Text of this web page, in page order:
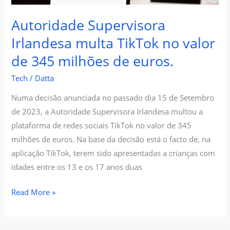
Autoridade Supervisora
Irlandesa multa TikTok no valor
de 345 milhões de euros.
Tech / Datta
Numa decisão anunciada no passado dia 15 de Setembro
de 2023, a Autoridade Supervisora Irlandesa multou a
plataforma de redes sociais TikTok no valor de 345
milhões de euros. Na base da decisão está o facto de, na
aplicação TikTok, terem sido apresentadas a crianças com
idades entre os 13 e os 17 anos duas
345
milhões
de
euros.
Read More »